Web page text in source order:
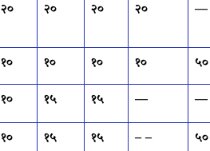
२० २० २० २० —
१० १० १० १०
५०
१० १५ १५ —
—
१० १५ १५ – –
५०